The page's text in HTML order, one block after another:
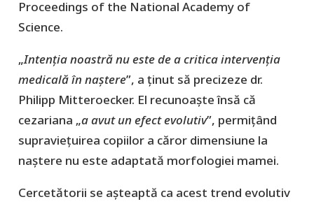
Proceedings of the National Academy of
Science.
„Intenția noastră nu este de a critica intervenția
medicală în naștere”, a ținut să precizeze dr.
Philipp Mitteroecker. El recunoaște însă că
cezariana „a avut un efect evolutiv”, permițând
supraviețuirea copiilor a căror dimensiune la
naștere nu este adaptată morfologiei mamei.
Cercetătorii se așteaptă ca acest trend evolutiv